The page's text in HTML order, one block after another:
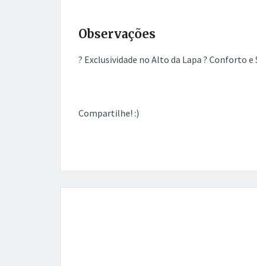
Observações
? Exclusividade no Alto da Lapa ? Conforto
Compartilhe! :)